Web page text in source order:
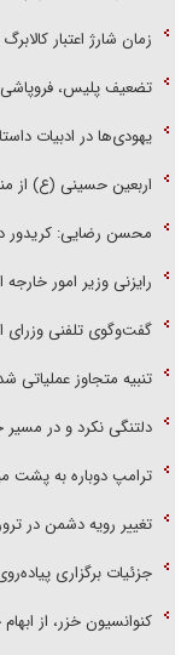
زمان شارژ اعتبار
تضعیف پلیس،
یهودی‌ها در ادبیات
اربعین حسینی (ع) از
محسن رضایی: کریدور
رایزنی وزیر امور خارجه
گفت‌وگوی تلفنی وزرای
تنبیه متجاوز عملیاتی
دلتنگی نکرد و در مسیر
ترامپ دوباره به پشت
تغییر رویه دشمن در
جزئیات برگزاری
کنوانسیون خزر، از